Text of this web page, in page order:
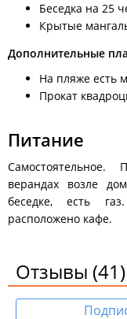
Время заезда гостей
Питание
на верандах возле
расположено кафе.
большая
детская
горка,
качели для
бассейн без
два батута,
качели для
пользоваться
место для
Беседка на 25
Крытые
Дополнительные
На пляже есть
Прокат
Питание
верандах возле
беседке, есть
расположено кафе.
Отзывы (41)